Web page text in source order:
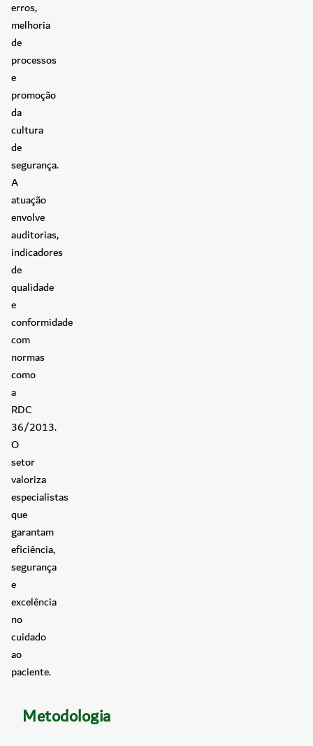
erros,
melhoria
de
processos
e
promoção
da
cultura
de
segurança.
A
atuação
envolve
auditorias,
indicadores
de
qualidade
e
conformidade
com
normas
como
a
RDC
36/2013.
O
setor
valoriza
especialistas
que
garantam
eficiência,
segurança
e
excelência
no
cuidado
ao
paciente.
Metodologia